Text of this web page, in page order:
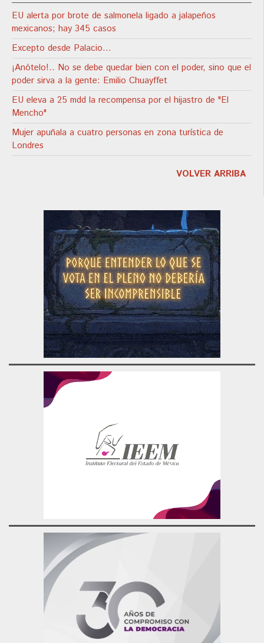
EU alerta por brote de salmonela ligado a jalapeños
mexicanos; hay 345 casos
Excepto desde Palacio…
¡Anótelo!.. No se debe quedar bien con el poder, sino que el
poder sirva a la gente: Emilio Chuayffet
EU eleva a 25 mdd la recompensa por el hijastro de "El
Mencho"
Mujer apuñala a cuatro personas en zona turística de
Londres
VOLVER ARRIBA